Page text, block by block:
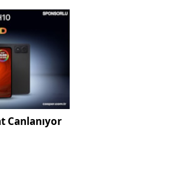
verildi
Canlanıyor